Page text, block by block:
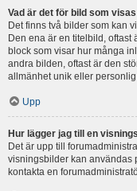
Vad är det för bild som
Det finns två bilder som kan
Den ena är en titelbild, oftast
block som visar hur många
andra bilden, oftast är den
allmänhet unik eller
Upp
Hur lägger jag till en
Det är upp till
visningsbilder kan användas
kontakta en